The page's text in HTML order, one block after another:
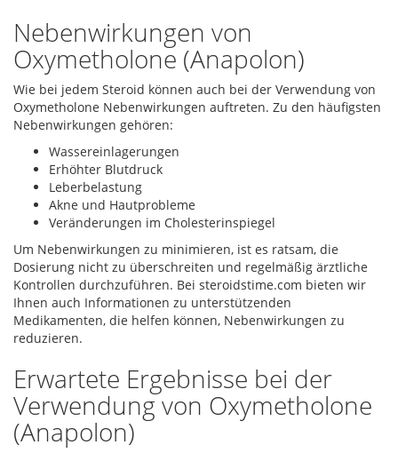
Nebenwirkungen von
Oxymetholone (Anapolon)
Wie bei jedem Steroid können auch bei der Verwendung von
Oxymetholone Nebenwirkungen auftreten. Zu den häufigsten
Nebenwirkungen gehören:
Wassereinlagerungen
Erhöhter Blutdruck
Leberbelastung
Akne und Hautprobleme
Veränderungen im Cholesterinspiegel
Um Nebenwirkungen zu minimieren, ist es ratsam, die
Dosierung nicht zu überschreiten und regelmäßig ärztliche
Kontrollen durchzuführen. Bei steroidstime.com bieten wir
Ihnen auch Informationen zu unterstützenden
Medikamenten, die helfen können, Nebenwirkungen zu
reduzieren.
Erwartete Ergebnisse bei der
Verwendung von Oxymetholone
(Anapolon)